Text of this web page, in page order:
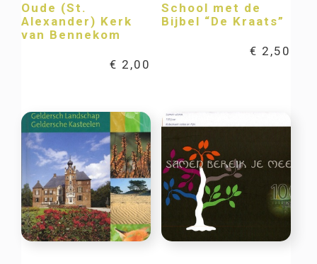
Oude (St.
Alexander) Kerk
van Bennekom
€ 2,00
School met de
Bijbel “De Kraats”
€ 2,50